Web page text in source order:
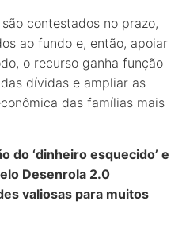
contestados no prazo,
ao fundo e, então, apoiar
o recurso ganha função
dívidas e ampliar as
das famílias mais
do ‘dinheiro esquecido’ e
Desenrola 2.0
valiosas para muitos